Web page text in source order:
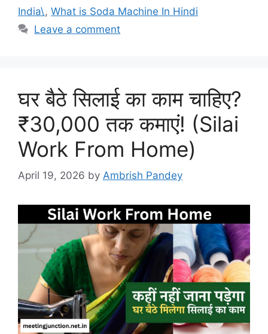
India\ , What is Soda Machine In Hindi
Leave a comment
घर बैठे सिलाई का काम चाहिए?
₹30,000 तक कमाएं! (Silai
Work From Home)
April 19, 2026 by Ambrish Pandey